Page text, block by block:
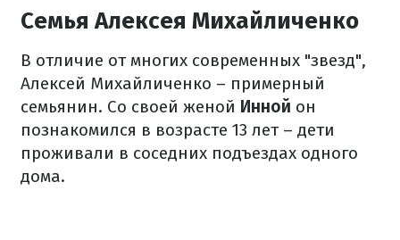
Семья Алексея Михайличенко
В отличие от многих современных "звезд",
Алексей Михайличенко – примерный
семьянин. Со своей женой Инной он
познакомился в возрасте 13 лет – дети
проживали в соседних подъездах одного
дома.